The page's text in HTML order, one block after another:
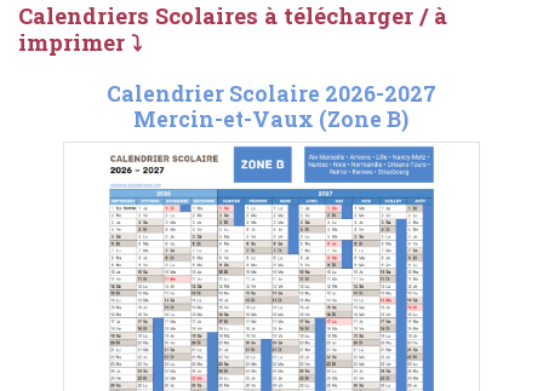
Calendriers Scolaires à télécharger / à
imprimer ⤵
Calendrier Scolaire 2026-2027
Mercin-et-Vaux (Zone B)